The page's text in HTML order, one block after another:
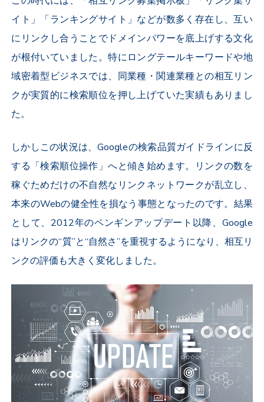
イト」「ランキングサイト」などが数多く存在し、互い
にリンクし合うことでドメインパワーを底上げする文化
が根付いていました。特にロングテールキーワードや地
域密着型ビジネスでは、同業種・関連業種との相互リン
クが実質的に検索順位を押し上げていた実績もありまし
た。
しかしこの状況は、Googleの検索品質ガイドラインに反
する「検索順位操作」へと傾き始めます。リンクの数を
稼ぐためだけの不自然なリンクネットワークが乱立し、
本来のWebの健全性を損なう事態となったのです。結果
として、2012年のペンギンアップデート以降、Google
はリンクの“質”と“自然さ”を重視するようになり、相互リ
ンクの評価も大きく変化しました。